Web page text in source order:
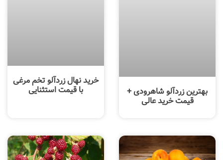
بهترین زردآلو شاهرودی +
قیمت خرید عالی
خرید نهال زردآلو تخم مرغی
با قیمت استثنایی